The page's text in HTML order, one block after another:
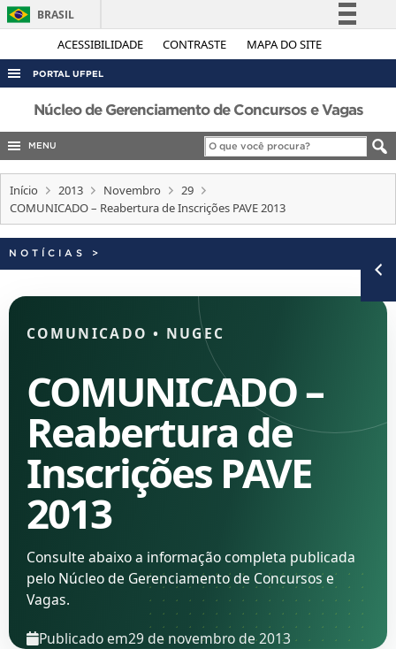
ACESSIBILIDADE CONTRASTE MAPA DO SITE
BRASIL
Simplifique!
Legislação
Canais
PORTAL UFPEL
ACESSO À INFORMAÇÃO
AUDITORIA
CONCURSOS
EDITAIS
INTERNACIONAL
Núcleo de Gerenciamento de Concursos e Vagas
MENU
Início 2013 Novembro
29
COMUNICADO – Reabertura de Inscrições PAVE 2013
NOTÍCIAS >
COMUNICADO • NUGEC
COMUNICADO –
Reabertura de
Inscrições PAVE
2013
Consulte abaixo a informação completa publicada
pelo Núcleo de Gerenciamento de Concursos e
Vagas.
Publicado em29 de novembro de 2013